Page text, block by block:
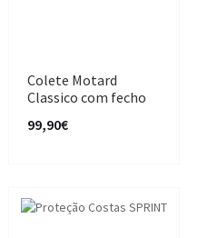
Colete Motard
Classico com fecho
99,90€